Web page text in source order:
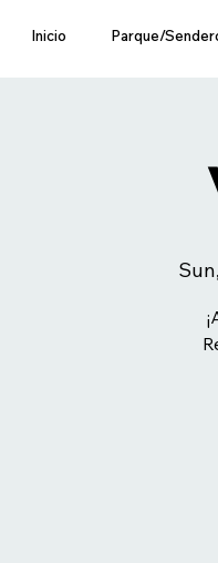
Inicio Parque/